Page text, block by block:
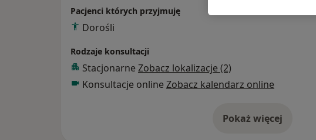
Pacjenci których przyjmuję
Dorośli
Rodzaje konsultacji
Stacjonarne Zobacz lokalizacje (2)
Konsultacje online Zobacz kalendarz online
Pokaż więcej
o